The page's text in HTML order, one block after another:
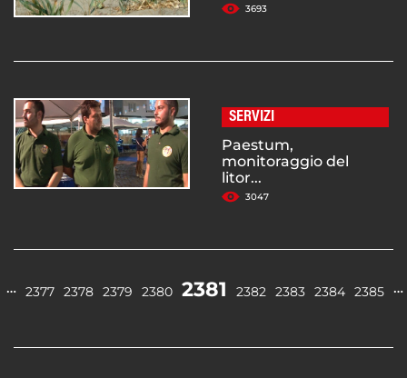
3693
SERVIZI
Paestum,
monitoraggio del
litor...
3047
… 2377 2378 2379 2380 2381 2382 2383 2384 2385 …